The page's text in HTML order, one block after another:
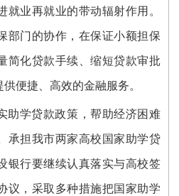
就业再就业的带动辐射作用。
部门的协作，在保证小额担保
简化贷款手续、缩短贷款审批
便捷、高效的金融服务。
助学贷款政策，帮助经济困难
承担我市两家高校国家助学贷
银行要继续认真落实与高校签
议，采取多种措施把国家助学